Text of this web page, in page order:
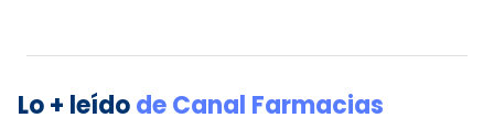
Lo + leídodeCanal Farmacias